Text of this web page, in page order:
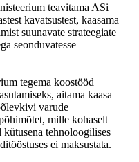
teavitama ASi
kavatsustest, kaasama
suunavate strateegiate
seonduvatesse
tegema koostööd
aitama kaasa
varude
mille kohaselt
kütusena tehnoloogilises
ei maksustata.